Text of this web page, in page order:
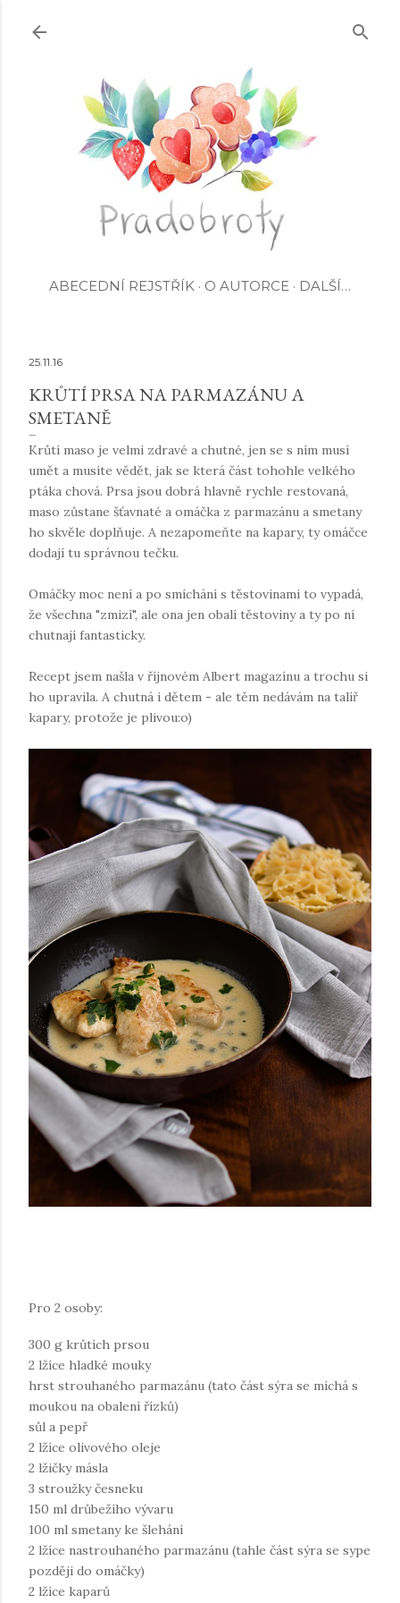
ABECEDNÍ REJSTŘÍK O AUTORCE DALŠÍ…
25.11.16
KRŮTÍ PRSA NA PARMAZÁNU A
SMETANĚ
Krůtí maso je velmi zdravé a chutné, jen se s ním musí
umět a musíte vědět, jak se která část tohohle velkého
ptáka chová. Prsa jsou dobrá hlavně rychle restovaná,
maso zůstane šťavnaté a omáčka z parmazánu a smetany
ho skvěle doplňuje. A nezapomeňte na kapary, ty omáčce
dodají tu správnou tečku.
Omáčky moc není a po smíchání s těstovinami to vypadá,
že všechna "zmizí", ale ona jen obalí těstoviny a ty po ní
chutnají fantasticky.
Recept jsem našla v říjnovém Albert magazínu a trochu si
ho upravila. A chutná i dětem - ale těm nedávám na talíř
kapary, protože je plivou:o)
Pro 2 osoby:
300 g krůtích prsou
2 lžíce hladké mouky
hrst strouhaného parmazánu (tato část sýra se míchá s
moukou na obalení řízků)
sůl a pepř
2 lžíce olivového oleje
2 lžičky másla
3 stroužky česneku
150 ml drůbežího vývaru
100 ml smetany ke šlehání
2 lžíce nastrouhaného parmazánu (tahle část sýra se sype
později do omáčky)
2 lžíce kaparů